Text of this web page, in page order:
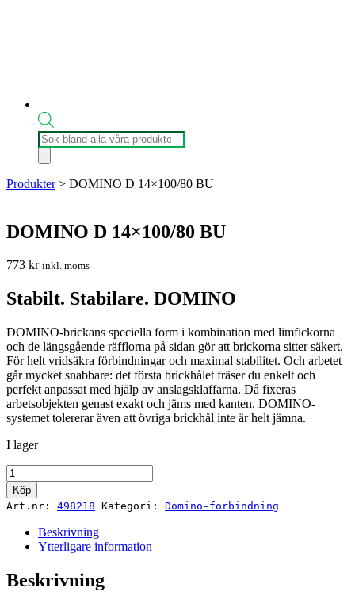
Produktsökning
Produkter> DOMINO D 14×100/80 BU
DOMINO D 14×100/80 BU
773 kr inkl. moms
Stabilt. Stabilare. DOMINO
DOMINO-brickans speciella form i kombination med limfickorna
och de längsgående räfflorna på sidan gör att brickorna sitter säkert.
För helt vridsäkra förbindningar och maximal stabilitet. Och arbetet
går mycket snabbare: det första brickhålet fräser du enkelt och
perfekt anpassat med hjälp av anslagsklaffarna. Då fixeras
arbetsobjekten genast exakt och jäms med kanten. DOMINO-
systemet tolererar även att övriga brickhål inte är helt jämna.
I lager
DOMINO
D
14x100/80
BU
mängd
Köp
Art.nr: 498218 Kategori: Domino-förbindning
Beskrivning
Ytterligare information
Beskrivning